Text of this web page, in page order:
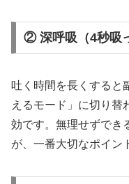
② 深呼吸（4秒吸
吐く時間を長くすると
えるモード」に切り替
効です。無理せずでき
が、一番大切なポイン